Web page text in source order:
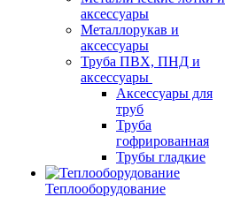
аксессуары
Металлорукав и
аксессуары
Труба ПВХ, ПНД и
аксессуары
Аксессуары для
труб
Труба
гофрированная
Трубы гладкие
Теплооборудование